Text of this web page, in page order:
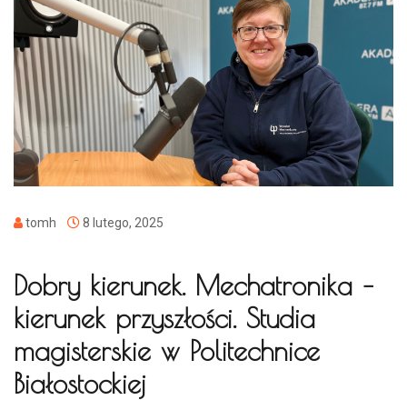
tomh 8 lutego, 2025
Dobry kierunek. Mechatronika –
kierunek przyszłości. Studia
magisterskie w Politechnice
Białostockiej